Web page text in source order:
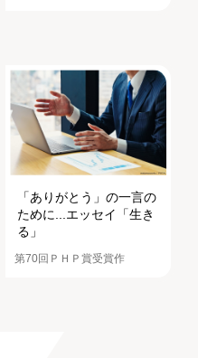
「ありがとう」の一言の
ために...エッセイ「生き
る」
第70回ＰＨＰ賞受賞作